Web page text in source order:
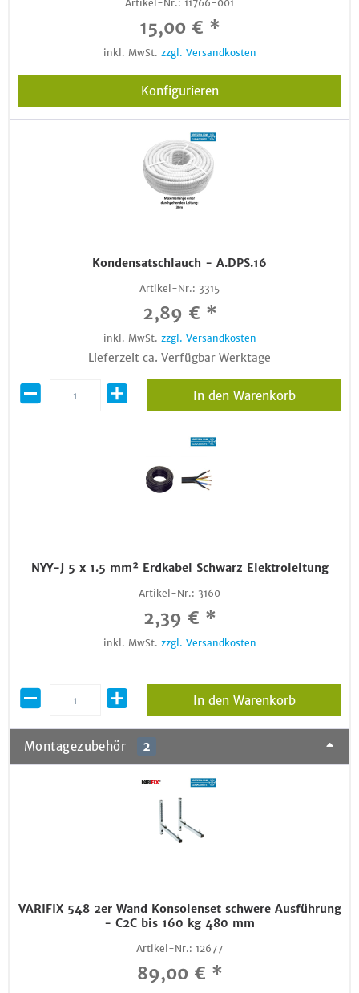
Artikel-Nr.: 11766-001
15,00 € *
inkl. MwSt. zzgl. Versandkosten
Konfigurieren
Kondensatschlauch - A.DPS.16
Artikel-Nr.: 3315
2,89 € *
inkl. MwSt. zzgl. Versandkosten
Lieferzeit ca. Verfügbar Werktage
In den Warenkorb
NYY-J 5 x 1.5 mm² Erdkabel Schwarz Elektroleitung
Artikel-Nr.: 3160
2,39 € *
inkl. MwSt. zzgl. Versandkosten
In den Warenkorb
Montagezubehör 2
VARIFIX 548 2er Wand Konsolenset schwere Ausführung
- C2C bis 160 kg 480 mm
Artikel-Nr.: 12677
89,00 € *